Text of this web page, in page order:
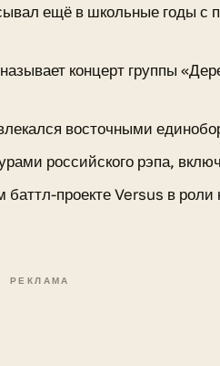
ещё в школьные годы с
концерт группы
восточными
российского рэпа,
проекте Versus в роли
РЕКЛАМА